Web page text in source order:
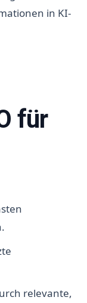
in KI-
für
relevante,